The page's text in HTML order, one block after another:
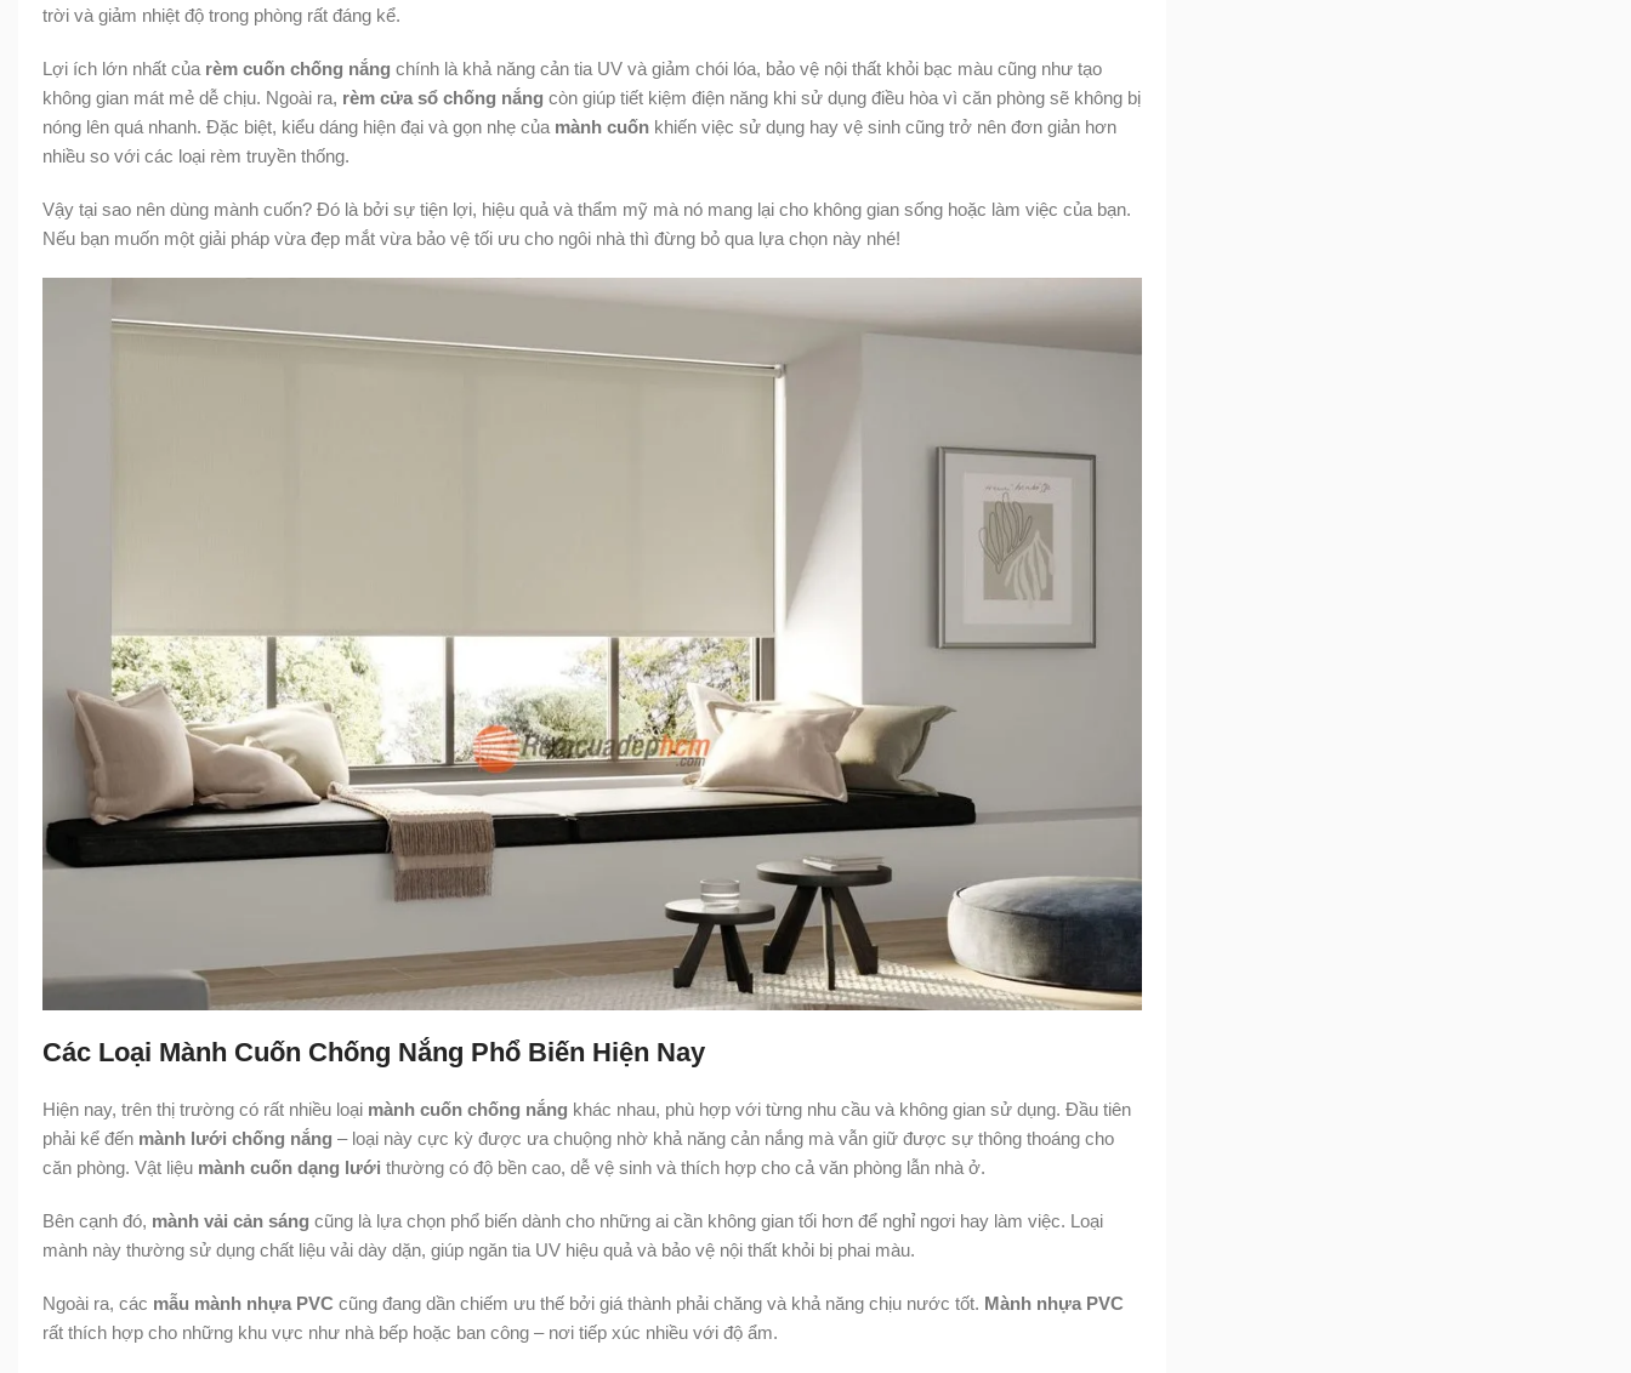
trời và giảm nhiệt độ trong phòng rất đáng kể.
Lợi ích lớn nhất của rèm cuốn chống nắng chính là khả năng cản tia UV và giảm chói lóa, bảo vệ nội thất khỏi bạc màu cũng như tạo
không gian mát mẻ dễ chịu. Ngoài ra, rèm cửa sổ chống nắng còn giúp tiết kiệm điện năng khi sử dụng điều hòa vì căn phòng sẽ không bị
nóng lên quá nhanh. Đặc biệt, kiểu dáng hiện đại và gọn nhẹ của mành cuốn khiến việc sử dụng hay vệ sinh cũng trở nên đơn giản hơn
nhiều so với các loại rèm truyền thống.
Vậy tại sao nên dùng mành cuốn? Đó là bởi sự tiện lợi, hiệu quả và thẩm mỹ mà nó mang lại cho không gian sống hoặc làm việc của bạn.
Nếu bạn muốn một giải pháp vừa đẹp mắt vừa bảo vệ tối ưu cho ngôi nhà thì đừng bỏ qua lựa chọn này nhé!
Các Loại Mành Cuốn Chống Nắng Phổ Biến Hiện Nay
Hiện nay, trên thị trường có rất nhiều loại mành cuốn chống nắng khác nhau, phù hợp với từng nhu cầu và không gian sử dụng. Đầu tiên
phải kể đến mành lưới chống nắng – loại này cực kỳ được ưa chuộng nhờ khả năng cản nắng mà vẫn giữ được sự thông thoáng cho
căn phòng. Vật liệu mành cuốn dạng lưới thường có độ bền cao, dễ vệ sinh và thích hợp cho cả văn phòng lẫn nhà ở.
Bên cạnh đó, mành vải cản sáng cũng là lựa chọn phổ biến dành cho những ai cần không gian tối hơn để nghỉ ngơi hay làm việc. Loại
mành này thường sử dụng chất liệu vải dày dặn, giúp ngăn tia UV hiệu quả và bảo vệ nội thất khỏi bị phai màu.
Ngoài ra, các mẫu mành nhựa PVC cũng đang dần chiếm ưu thế bởi giá thành phải chăng và khả năng chịu nước tốt. Mành nhựa PVC
rất thích hợp cho những khu vực như nhà bếp hoặc ban công – nơi tiếp xúc nhiều với độ ẩm.